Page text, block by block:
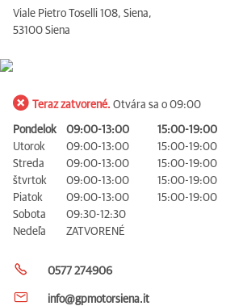
Viale Pietro Toselli 108, Siena,
53100 Siena
Teraz zatvorené. Otvára sa o 09:00
Pondelok 09:00-13:00
15:00-19:00
Utorok
09:00-13:00
15:00-19:00
Streda
09:00-13:00
15:00-19:00
štvrtok
09:00-13:00
15:00-19:00
Piatok
09:00-13:00
15:00-19:00
Sobota
09:30-12:30
Nedeľa
ZATVORENÉ
0577 274906
info@gpmotorsiena.it